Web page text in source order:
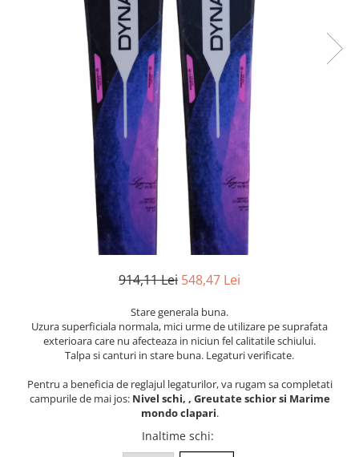
Bețe sh adulți
Bețe noi adulți
Bețe noi modele feminine
914,11 Lei 548,47 Lei
Stare generala buna.
Uzura superficiala normala, mici urme de utilizare pe suprafata
exterioara care nu afecteaza in niciun fel calitatile schiului.
Talpa si canturi in stare buna. Legaturi verificate.
Pentru a beneficia de reglajul legaturilor, va rugam sa completati
campurile de mai jos: Nivel schi, , Greutate schior si Marime
mondo clapari.
Inaltime schi: